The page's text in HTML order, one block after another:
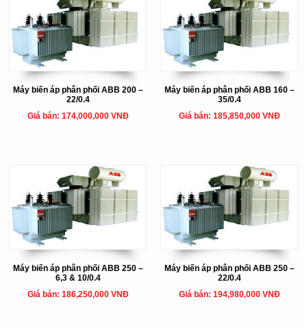
Máy biến áp phân phối ABB 200 –
22/0.4
Giá bán: 174,000,000 VNĐ
Máy biến áp phân phối ABB 160 –
35/0.4
Giá bán: 185,850,000 VNĐ
Máy biến áp phân phối ABB 250 –
6,3 & 10/0.4
Giá bán: 186,250,000 VNĐ
Máy biến áp phân phối ABB 250 –
22/0.4
Giá bán: 194,980,000 VNĐ